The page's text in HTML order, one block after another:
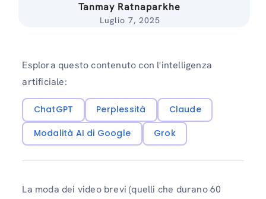
Tanmay Ratnaparkhe
Luglio 7, 2025
Esplora questo contenuto con l'intelligenza
artificiale:
ChatGPT Perplessità
Claude
Modalità AI di Google
Grok
La moda dei video brevi (quelli che durano 60